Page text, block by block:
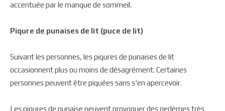
accentuée par le manque de sommeil.
Piqure de punaises de lit (puce de lit)
Suivant les personnes, les piqures de punaises de lit
occasionnent plus ou moins de désagrément. Certaines
personnes peuvent être piquées sans s'en apercevoir.
Les piqures de punaise peuvent provoquer des oedèmes très